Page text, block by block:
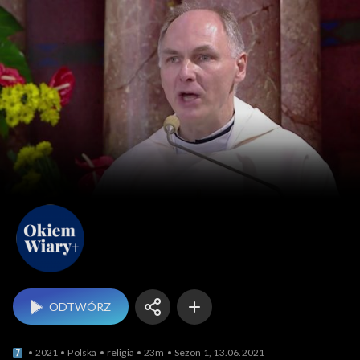
Okiem Wiary
ODTWÓRZ
2021 Polska religia 23m Sezon 1, 13.06.2021